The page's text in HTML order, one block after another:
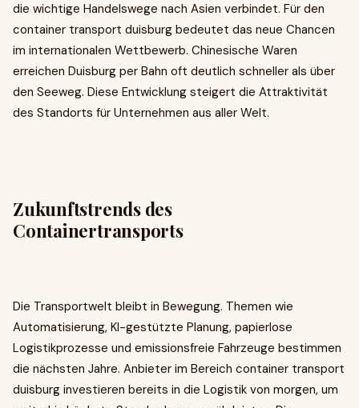
die wichtige Handelswege nach Asien verbindet. Für den
container transport duisburg bedeutet das neue Chancen
im internationalen Wettbewerb. Chinesische Waren
erreichen Duisburg per Bahn oft deutlich schneller als über
den Seeweg. Diese Entwicklung steigert die Attraktivität
des Standorts für Unternehmen aus aller Welt.
Zukunftstrends des
Containertransports
Die Transportwelt bleibt in Bewegung. Themen wie
Automatisierung, KI-gestützte Planung, papierlose
Logistikprozesse und emissionsfreie Fahrzeuge bestimmen
die nächsten Jahre. Anbieter im Bereich container transport
duisburg investieren bereits in die Logistik von morgen, um